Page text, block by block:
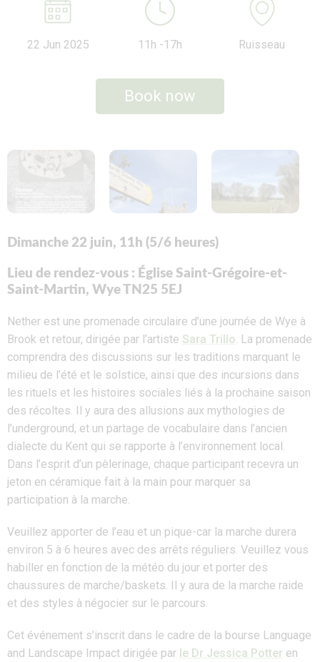
22 Jun 2025 11h -17h Ruisseau
Book now
Dimanche 22 juin, 11h (5/6 heures)
Lieu de rendez-vous : Église Saint-Grégoire-et-
Saint-Martin, Wye TN25 5EJ
Nether est une promenade circulaire d’une journée de Wye à
Brook et retour, dirigée par l’artiste Sara Trillo. La promenade
comprendra des discussions sur les traditions marquant le
milieu de l’été et le solstice, ainsi que des incursions dans
les rituels et les histoires sociales liés à la prochaine saison
des récoltes. Il y aura des allusions aux mythologies de
l’underground, et un partage de vocabulaire dans l’ancien
dialecte du Kent qui se rapporte à l’environnement local.
Dans l’esprit d’un pèlerinage, chaque participant recevra un
jeton en céramique fait à la main pour marquer sa
participation à la marche.
Veuillez apporter de l’eau et un pique-car la marche durera
environ 5 à 6 heures avec des arrêts réguliers. Veuillez vous
habiller en fonction de la météo du jour et porter des
chaussures de marche/baskets. Il y aura de la marche raide
et des styles à négocier sur le parcours.
Cet événement s’inscrit dans le cadre de la bourse Language
and Landscape Impact dirigée par le Dr Jessica Potter en